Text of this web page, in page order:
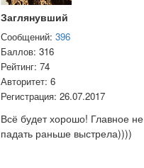
Заглянувший
Сообщений: 396
Баллов: 316
Рейтинг: 74
Авторитет: 6
Регистрация: 26.07.2017
Всё будет хорошо! Главное не
падать раньше выстрела))))